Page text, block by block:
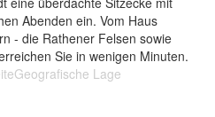
Abenden ein. Vom Haus
- die Rathener Felsen sowie
Sie in wenigen Minuten.
Geografische Lage